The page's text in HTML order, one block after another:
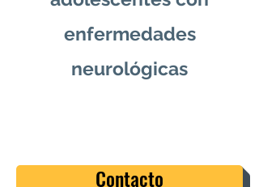
enfermedades
neurológicas
Contacto